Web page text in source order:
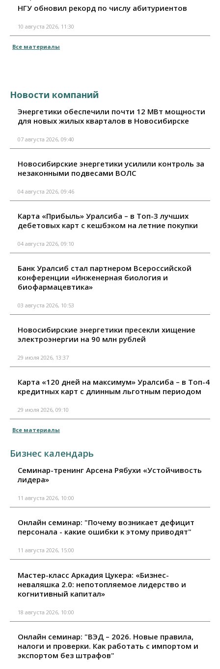
НГУ обновил рекорд по числу абитуриентов
10 августа 2026, 11:30
Все материалы
Новости компаний
Энергетики обеспечили почти 12 МВт мощности
для новых жилых кварталов в Новосибирске
07 августа 2026, 09:40
Новосибирские энергетики усилили контроль за
незаконными подвесами ВОЛС
04 августа 2026, 09:46
Карта «Прибыль» Уралсиба – в Топ-3 лучших
дебетовых карт с кешбэком на летние покупки
04 августа 2026, 09:10
Банк Уралсиб стал партнером Всероссийской
конференции «Инженерная биология и
биофармацевтика»
03 августа 2026, 10:53
Новосибирские энергетики пресекли хищение
электроэнергии на 90 млн рублей
29 июля 2026, 13:37
Карта «120 дней на максимум» Уралсиба – в Топ-4
кредитных карт с длинным льготным периодом
29 июля 2026, 09:10
Все материалы
Бизнес календарь
Семинар-тренинг Арсена Рябухи «Устойчивость
лидера»
11 августа 2026, 10:00
Онлайн семинар: "Почему возникает дефицит
персонала - какие ошибки к этому приводят"
11 августа 2026, 15:00
Мастер-класс Аркадия Цукера: «Бизнес-
неваляшка 2.0: непотопляемое лидерство и
когнитивный капитал»
18 августа 2026, 10:00
Онлайн семинар: "ВЭД – 2026. Новые правила,
налоги и проверки. Как работать с импортом и
экспортом без штрафов"